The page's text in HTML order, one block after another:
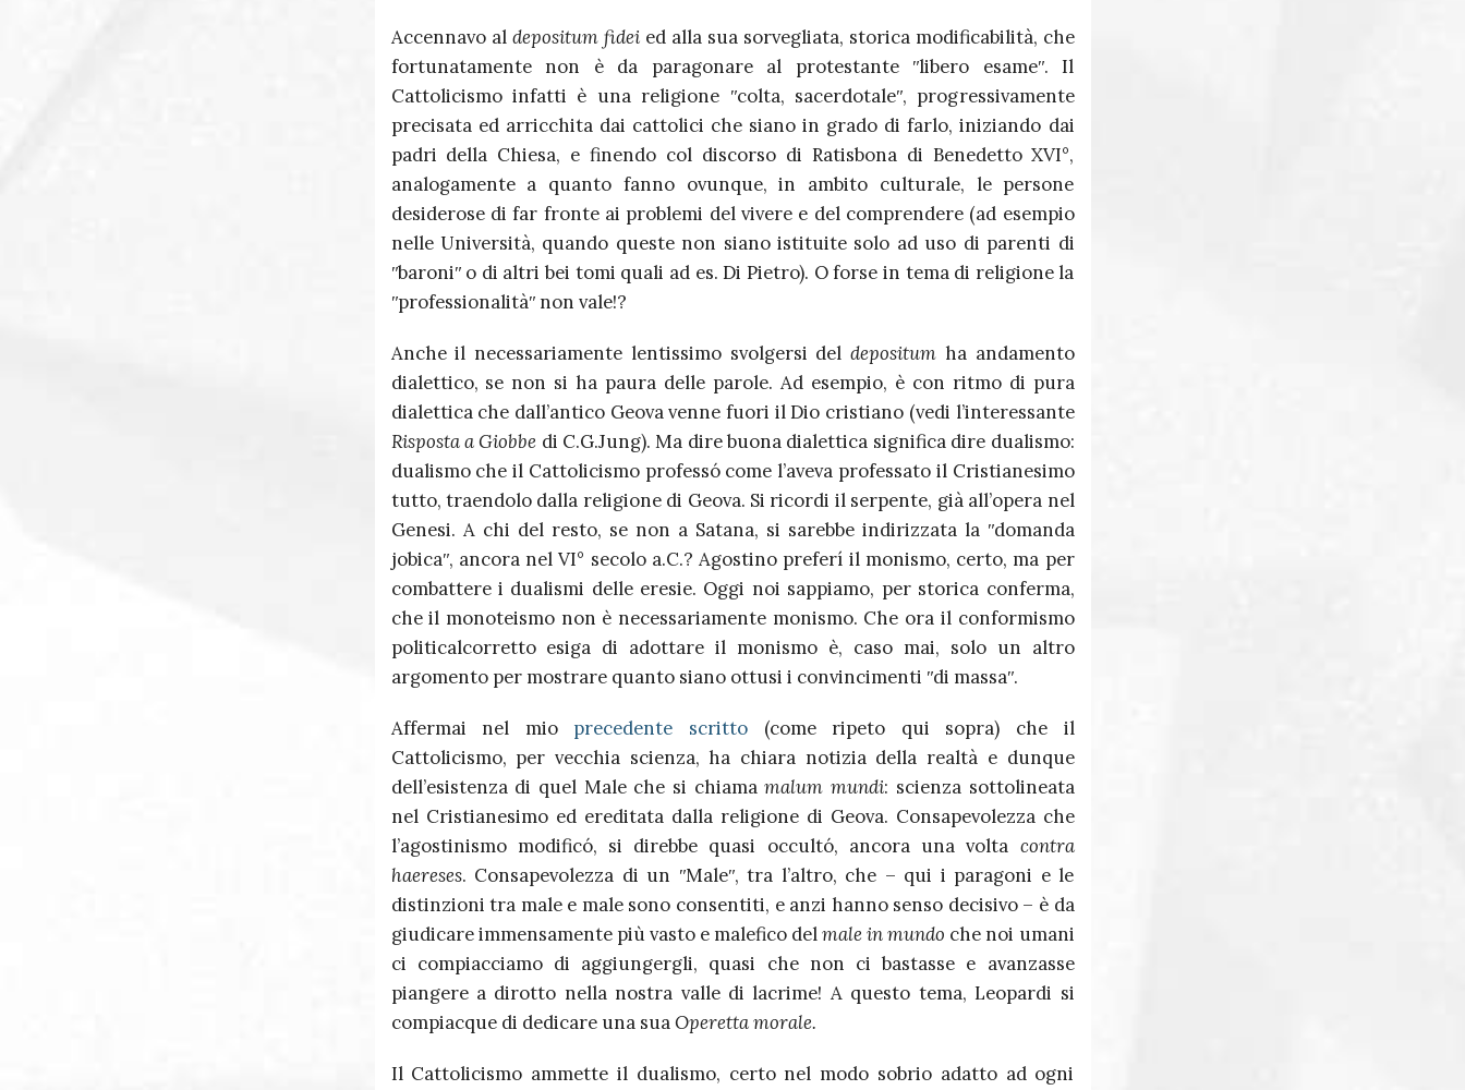
Accennavo al depositum fideied alla sua sorvegliata, storica modificabilità, che
fortunatamente non è da paragonare al protestante ʺlibero esameʺ. Il
Cattolicismo infatti è una religione ʺcolta, sacerdotaleʺ, progressivamente
precisata ed arricchita dai cattolici che siano in grado di farlo, iniziando dai
padri della Chiesa, e finendo col discorso di Ratisbona di Benedetto XVI°,
analogamente a quanto fanno ovunque, in ambito culturale, le persone
desiderose di far fronte ai problemi del vivere e del comprendere (ad esempio
nelle Università, quando queste non siano istituite solo ad uso di parenti di
ʺbaroniʺ o di altri bei tomi quali ad es. Di Pietro). O forse in tema di religione la
ʺprofessionalitàʺ non vale!?
Anche il necessariamente lentissimo svolgersi del depositum ha andamento
dialettico, se non si ha paura delle parole. Ad esempio, è con ritmo di pura
dialettica che dall’antico Geova venne fuori il Dio cristiano (vedi l’interessante
Risposta a Giobbe di C.G.Jung). Ma dire buona dialettica significa dire dualismo:
dualismo che il Cattolicismo professó come l’aveva professato il Cristianesimo
tutto, traendolo dalla religione di Geova. Si ricordi il serpente, già all’opera nel
Genesi. A chi del resto, se non a Satana, si sarebbe indirizzata la ʺdomanda
jobicaʺ, ancora nel VI° secolo a.C.? Agostino preferí il monismo, certo, ma per
combattere i dualismi delle eresie. Oggi noi sappiamo, per storica conferma,
che il monoteismo non è necessariamente monismo. Che ora il conformismo
politicalcorretto esiga di adottare il monismo è, caso mai, solo un altro
argomento per mostrare quanto siano ottusi i convincimenti ʺdi massaʺ.
Affermai nel mio precedente scritto(come ripeto qui sopra) che il
Cattolicismo, per vecchia scienza, ha chiara notizia della realtà e dunque
dell’esistenza di quel Male che si chiamamalum mundi: scienza sottolineata
nel Cristianesimo ed ereditata dalla religione di Geova. Consapevolezza che
l’agostinismo modificó, si direbbe quasi occultó, ancora una volta contra
haereses. Consapevolezza di un ʺMaleʺ, tra l’altro, che – qui i paragoni e le
distinzioni tra male e male sono consentiti, e anzi hanno senso decisivo – è da
giudicare immensamente più vasto e malefico delmale in mundo che noi umani
ci compiacciamo di aggiungergli, quasi che non ci bastasse e avanzasse
piangere a dirotto nella nostra valle di lacrime! A questo tema, Leopardi si
compiacque di dedicare una suaOperetta morale.
Il Cattolicismo ammette il dualismo, certo nel modo sobrio adatto ad ogni